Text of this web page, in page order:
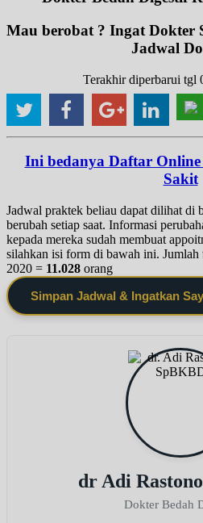
Mau berobat ? Ingat Dokter
Jadwal
Terakhir diperbarui tgl
Ini bedanya Daftar
Sakit
Jadwal praktek beliau dapat dilihat di
berubah setiap saat. Informasi
kepada mereka sudah membuat
silahkan isi form di bawah ini. Jumlah
2020 = 11.028 orang
Simpan Jadwal & Ingatkan
dr Adi
Dokter Bedah